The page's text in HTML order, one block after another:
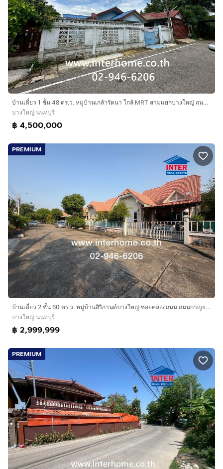
บ้านเดี่ยว 1 ชั้น 48 ตร.ว. หมู่บ้านเกล้ารัตนา ใกล้ MRT สามแยกบางใหญ่ ถนนรัตนาธิเบศร์ ถนนกาญจนาภิเษก บางใหญ่ นนทบุรี
บางใหญ่ นนทบุรี
฿ 4,500,000
PREMIUM
บ้านเดี่ยว 2 ชั้น 60 ตร.ว. หมู่บ้านสิริกานต์บางใหญ่ ซอยคลองถนน ถนนกาญจนาภิเษก(ตะวันตก) ถนนรัตนาธิเบศร์ บางใหญ่ นนทบุรี
บางใหญ่ นนทบุรี
฿ 2,999,999
PREMIUM